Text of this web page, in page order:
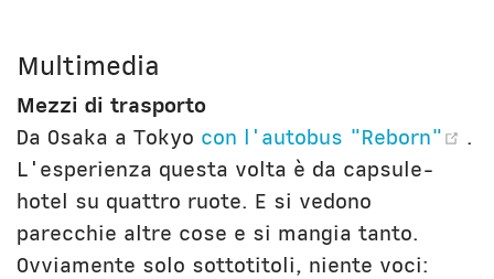
Multimedia
Mezzi di trasporto
Da Osaka a Tokyo con l'autobus "Reborn"
.
L'esperienza questa volta è da capsule-
hotel su quattro ruote. E si vedono
parecchie altre cose e si mangia tanto.
Ovviamente solo sottotitoli, niente voci: